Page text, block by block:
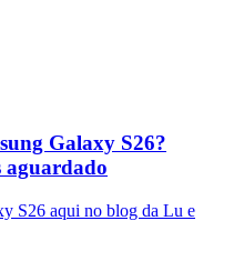
Galaxy S26?
aguardado
S26 aqui no blog da Lu e